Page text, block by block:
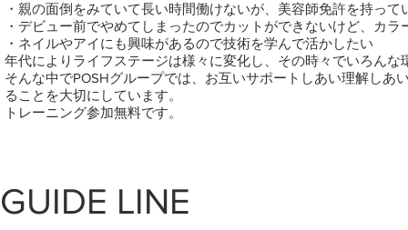
・親の面倒をみていて長い時間働けないが、美容師免許を持っ
・デビュー前でやめてしまったのでカットができないけど、カラ
・ネイルやアイにも興味があるので技術を学んで活かしたい
年代によりライフステージは様々に変化し、その時々でいろんな
そんな中でPOSHグループでは、お互いサポートしあい理解し
ることを大切にしています。
トレーニング参加無料です。
GUIDE LINE